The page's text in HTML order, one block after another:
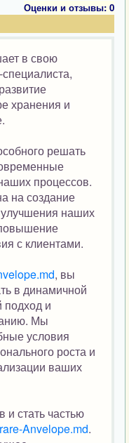
Оценки и отзывы: 0
в свою
хранения и
решать
процессов.
на создание
наших
с клиентами.
, вы
в динамичной
подход и
Мы
условия
роста и
ваших
и стать частью
Anvelope.md.